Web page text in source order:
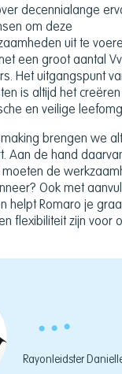
decennialange
om deze
uit te
een groot aantal
Het uitgangspunt
is altijd het
en veilige
brengen we
Aan de hand
de
Ook met
helpt Romaro je
flexibiliteit zijn voor
Rayonleidster